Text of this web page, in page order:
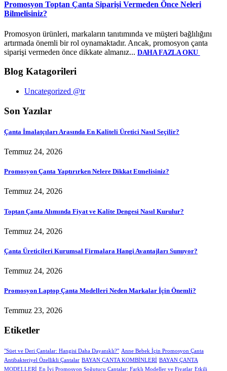
Promosyon Toptan Çanta Siparişi Vermeden Önce Neleri
Bilmelisiniz?
Promosyon ürünleri, markaların tanıtımında ve müşteri bağlılığını
artırmada önemli bir rol oynamaktadır. Ancak, promosyon çanta
siparişi vermeden önce dikkate almanız... DAHA FAZLA OKU
Blog Katagorileri
Uncategorized @tr
Son Yazılar
Çanta İmalatçıları Arasında En Kaliteli Üretici Nasıl Seçilir?
Temmuz 24, 2026
Promosyon Çanta Yaptırırken Nelere Dikkat Etmelisiniz?
Temmuz 24, 2026
Toptan Çanta Alımında Fiyat ve Kalite Dengesi Nasıl Kurulur?
Temmuz 24, 2026
Çanta Üreticileri Kurumsal Firmalara Hangi Avantajları Sunuyor?
Temmuz 24, 2026
Promosyon Laptop Çanta Modelleri Neden Markalar İçin Önemli?
Temmuz 23, 2026
Etiketler
"Süet ve Deri Çantalar: Hangisi Daha Dayanıklı?" Anne Bebek İçin Promosyon Çanta
Antibakteriyel Özellikli Çantalar BAYAN ÇANTA KOMBİNLERİ BAYAN ÇANTA
MODELLERİ En İyi Promosyon Soğutucu Çantalar: Farklı Modeller ve Fiyatlar Etkili